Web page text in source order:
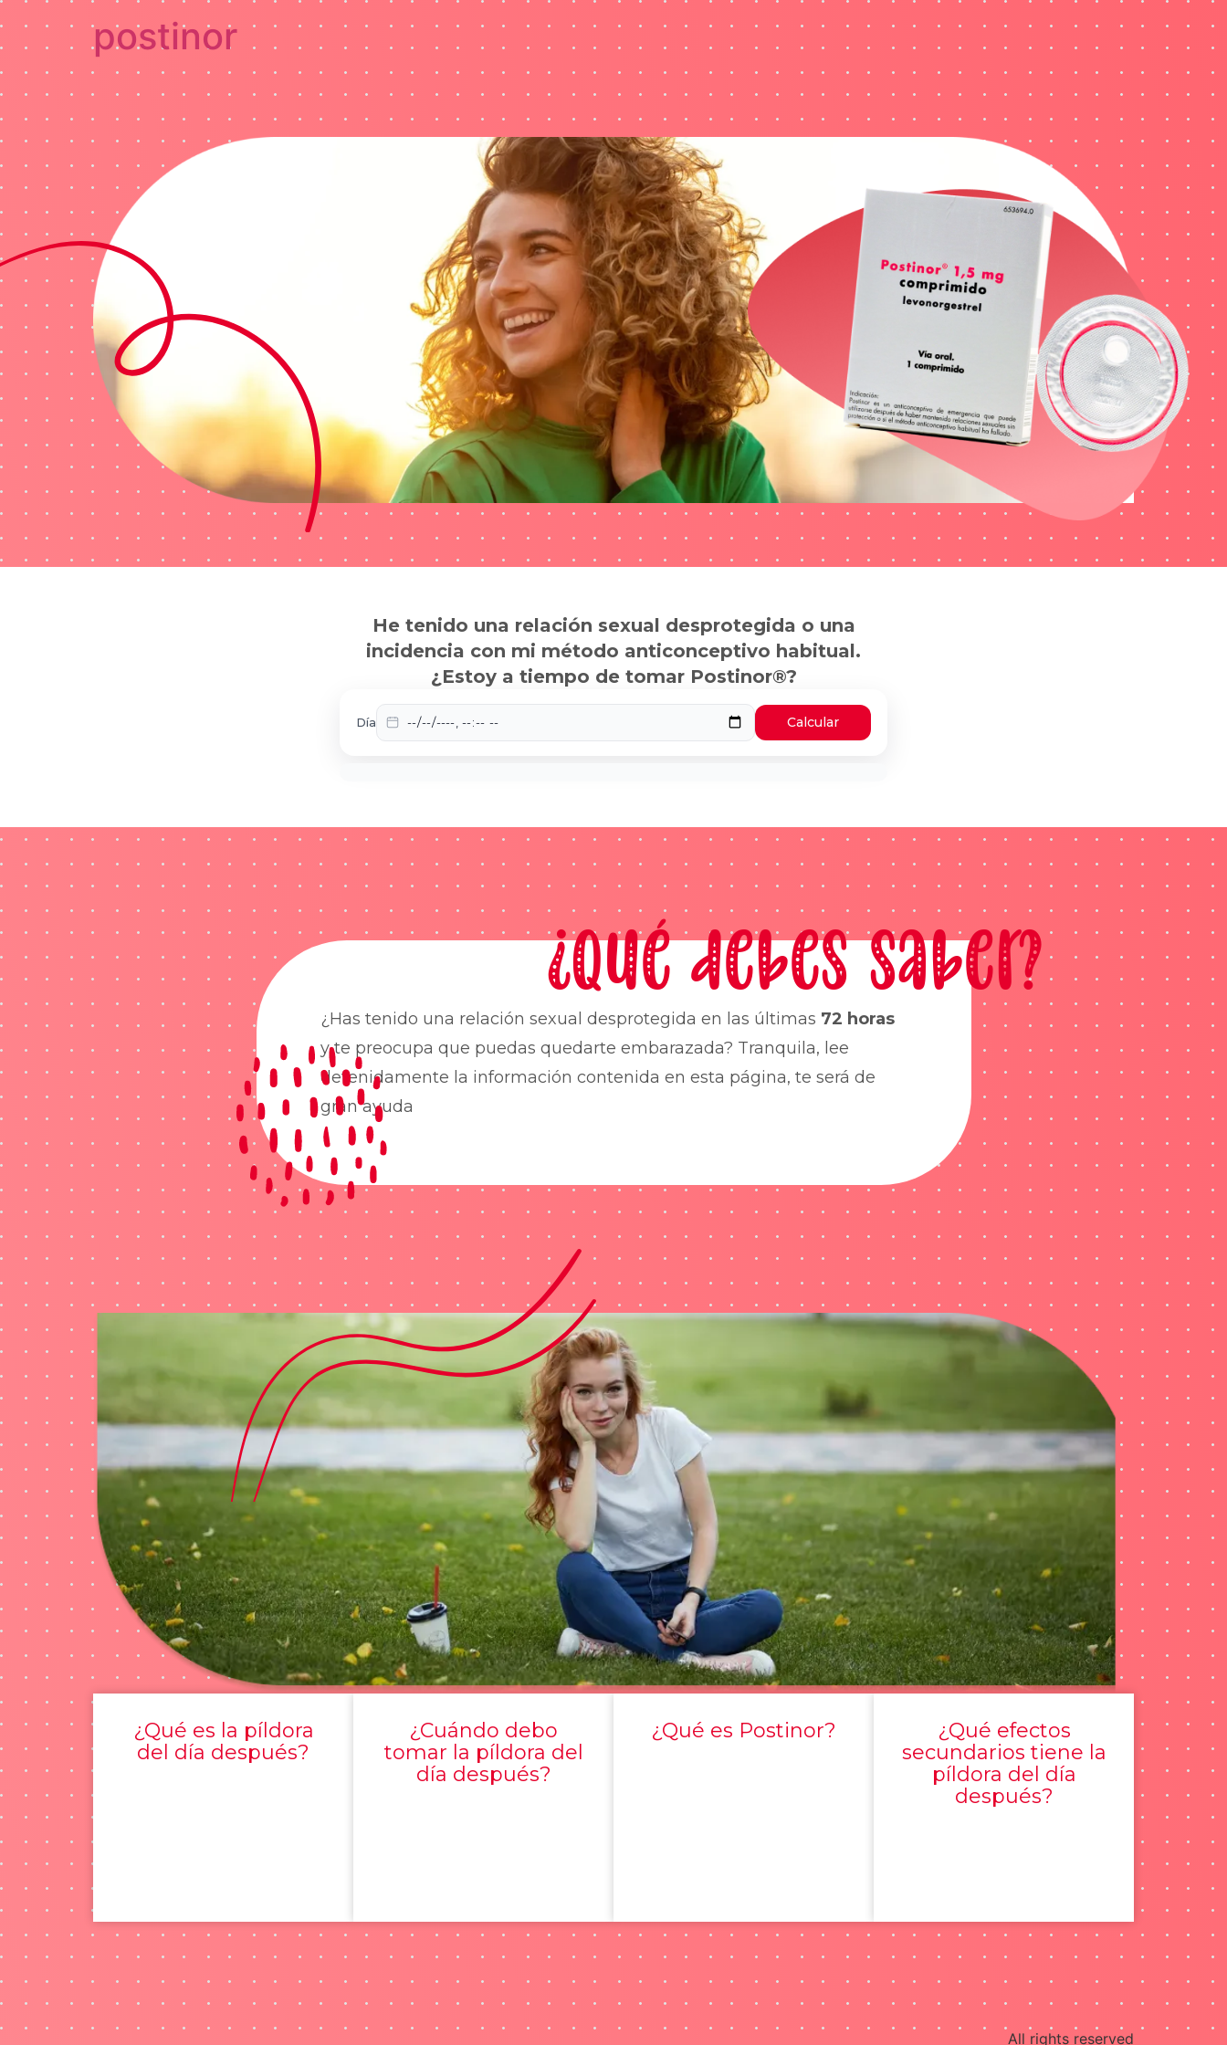
postinor
He tenido una relación sexual desprotegida o una
incidencia con mi método anticonceptivo habitual.
¿Estoy a tiempo de tomar Postinor®?
Día Calcular
¿Qué debes saber?
¿Has tenido una relación sexual desprotegida en las últimas 72 horas
y te preocupa que puedas quedarte embarazada? Tranquila, lee
detenidamente la información contenida en esta página, te será de
gran ayuda
¿Qué es la píldora
del día después?
¿Cuándo debo
tomar la píldora del
día después?
¿Qué es Postinor?
¿Qué efectos
secundarios tiene la
píldora del día
después?
All rights reserved